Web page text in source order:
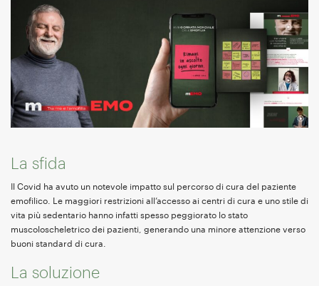
La sfida
Il Covid ha avuto un notevole impatto sul percorso di cura del paziente
emofilico. Le maggiori restrizioni all’accesso ai centri di cura e uno stile di
vita più sedentario hanno infatti spesso peggiorato lo stato
muscoloscheletrico dei pazienti, generando una minore attenzione verso
buoni standard di cura.
La soluzione